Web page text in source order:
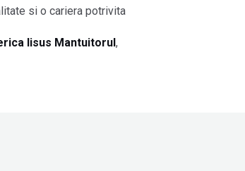
si o cariera potrivita
Iisus Mantuitorul,